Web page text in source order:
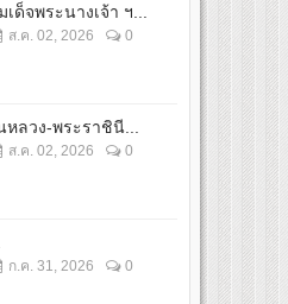
เด็จพระนางเจ้า ฯ...
ส.ค. 02, 2026 0
หลวง-พระราชินี...
ส.ค. 02, 2026 0
ก.ค. 31, 2026 0